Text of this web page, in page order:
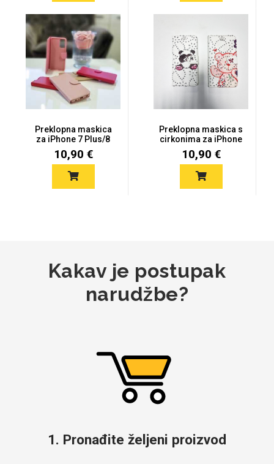
Preklopna maskica
za iPhone 7 Plus/8
Plus - Vi...
10,90 €
Preklopna maskica s
cirkonima za iPhone
7 Plus...
10,90 €
Kakav je postupak
narudžbe?
1. Pronađite željeni proizvod
Mix